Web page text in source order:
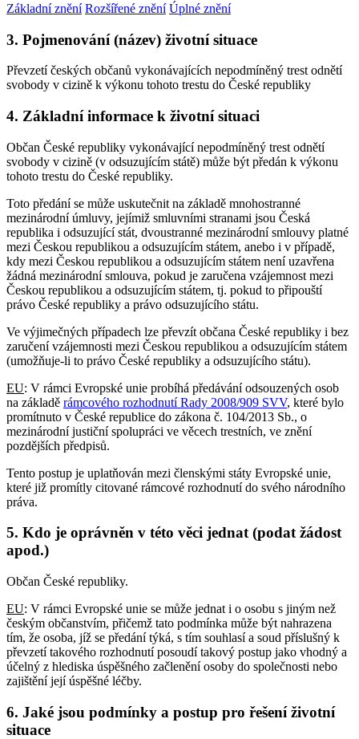
Základní znění Rozšířené znění Úplné znění
3. Pojmenování (název) životní situace
Převzetí českých občanů vykonávajících nepodmíněný trest odnětí
svobody v cizině k výkonu tohoto trestu do České republiky
4. Základní informace k životní situaci
Občan České republiky vykonávající nepodmíněný trest odnětí
svobody v cizině (v odsuzujícím státě) může být předán k výkonu
tohoto trestu do České republiky.
Toto předání se může uskutečnit na základě mnohostranné
mezinárodní úmluvy, jejímiž smluvními stranami jsou Česká
republika i odsuzující stát, dvoustranné mezinárodní smlouvy platné
mezi Českou republikou a odsuzujícím státem, anebo i v případě,
kdy mezi Českou republikou a odsuzujícím státem není uzavřena
žádná mezinárodní smlouva, pokud je zaručena vzájemnost mezi
Českou republikou a odsuzujícím státem, tj. pokud to připouští
právo České republiky a právo odsuzujícího státu.
Ve výjimečných případech lze převzít občana České republiky i bez
zaručení vzájemnosti mezi Českou republikou a odsuzujícím státem
(umožňuje-li to právo České republiky a odsuzujícího státu).
EU: V rámci Evropské unie probíhá předávání odsouzených osob
na základě rámcového rozhodnutí Rady 2008/909 SVV, které bylo
promítnuto v České republice do zákona č. 104/2013 Sb., o
mezinárodní justiční spolupráci ve věcech trestních, ve znění
pozdějších předpisů.
Tento postup je uplatňován mezi členskými státy Evropské unie,
které již promítly citované rámcové rozhodnutí do svého národního
práva.
5. Kdo je oprávněn v této věci jednat (podat žádost
apod.)
Občan České republiky.
EU: V rámci Evropské unie se může jednat i o osobu s jiným než
českým občanstvím, přičemž tato podmínka může být nahrazena
tím, že osoba, jíž se předání týká, s tím souhlasí a soud příslušný k
převzetí takového rozhodnutí posoudí takový postup jako vhodný a
účelný z hlediska úspěšného začlenění osoby do společnosti nebo
zajištění její úspěšné léčby.
6. Jaké jsou podmínky a postup pro řešení životní
situace